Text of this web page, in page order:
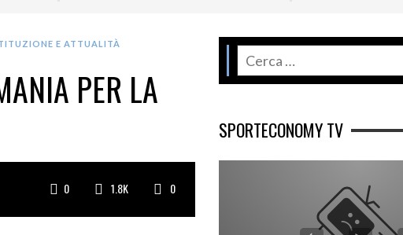
E ATTUALITÀ
PER LA
0 1.8K 0
SPORTECONOMY TV